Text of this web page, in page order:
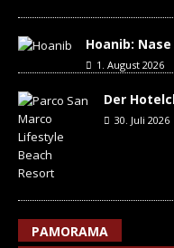
Hoanib:
1. August 2026
Der
30. Juli 2026
PAMORAMA